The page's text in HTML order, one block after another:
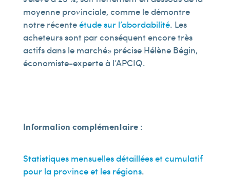
moyenne provinciale, comme le démontre
notre récenteétude sur l’abordabilité. Les
acheteurs sont par conséquent encore très
actifs dans le marché » précise Hélène Bégin,
économiste-experte à l’APCIQ.
Information complémentaire :
Statistiques mensuelles détaillées et cumulatif
pour la province et les régions.